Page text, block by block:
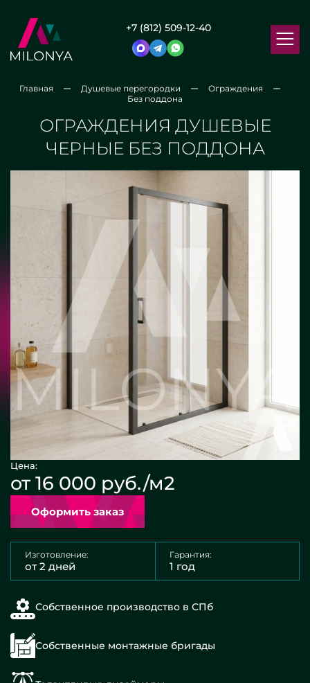
+7 (812) 509-12-40
Главная Душевые перегородки
Ограждения
Без поддона
ОГРАЖДЕНИЯ ДУШЕВЫЕ
ЧЕРНЫЕ БЕЗ ПОДДОНА
Цена:
от 16 000 руб./м2
Оформить заказ
Изготовление:
от 2 дней
Гарантия:
1 год
Собственное производство в СПб
Собственные монтажные бригады